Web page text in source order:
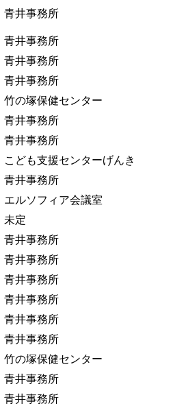
青井事務所
青井事務所
青井事務所
青井事務所
竹の塚保健センター
青井事務所
青井事務所
こども支援センターげんき
青井事務所
エルソフィア会議室
未定
青井事務所
青井事務所
青井事務所
青井事務所
青井事務所
青井事務所
竹の塚保健センター
青井事務所
青井事務所